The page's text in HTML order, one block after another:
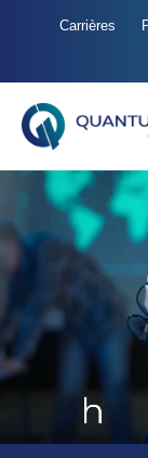
Carrières